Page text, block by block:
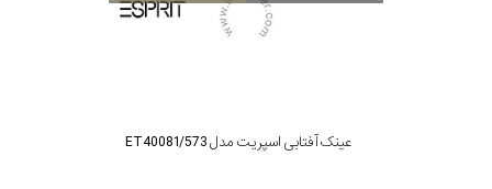
عینک آفتابی اسپریت مدل ET40081/573